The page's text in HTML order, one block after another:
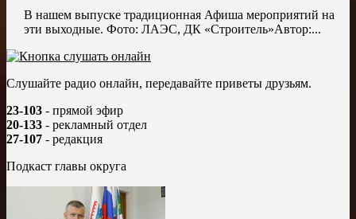
В нашем выпуске традиционная Афиша мероприятий на
эти выходные. Фото: ЛАЭС, ДК «Строитель»Автор:...
Слушайте радио онлайн, передавайте приветы друзьям.
23-103 - прямой эфир
20-133 - рекламный отдел
27-107 - редакция
Подкаст главы округа